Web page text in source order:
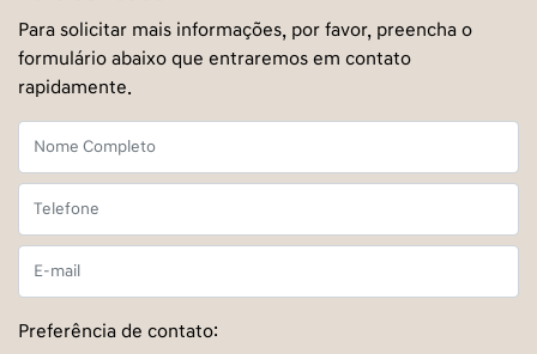
Para solicitar mais informações, por favor, preencha o
formulário abaixo que entraremos em contato
rapidamente.
Preferência de contato: